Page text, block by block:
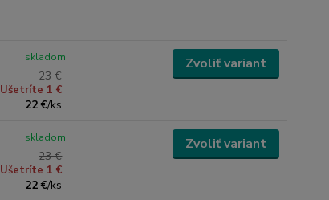
23 €
Ušetríte 1 €
22 €/ks
skladom Zvoliť variant
23 €
Ušetríte 1 €
22 €/ks
skladom Zvoliť variant